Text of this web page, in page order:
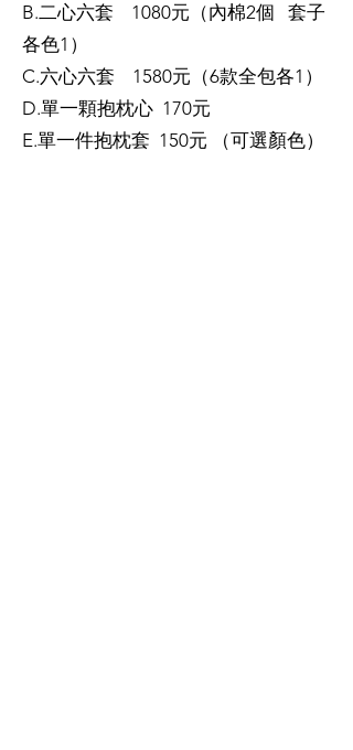
B.二心六套 1080元（內棉2個 套子
各色1）
C.六心六套 1580元（6款全包各1）
D.單一顆抱枕心 170元
E.單一件抱枕套 150元 （可選顏色）